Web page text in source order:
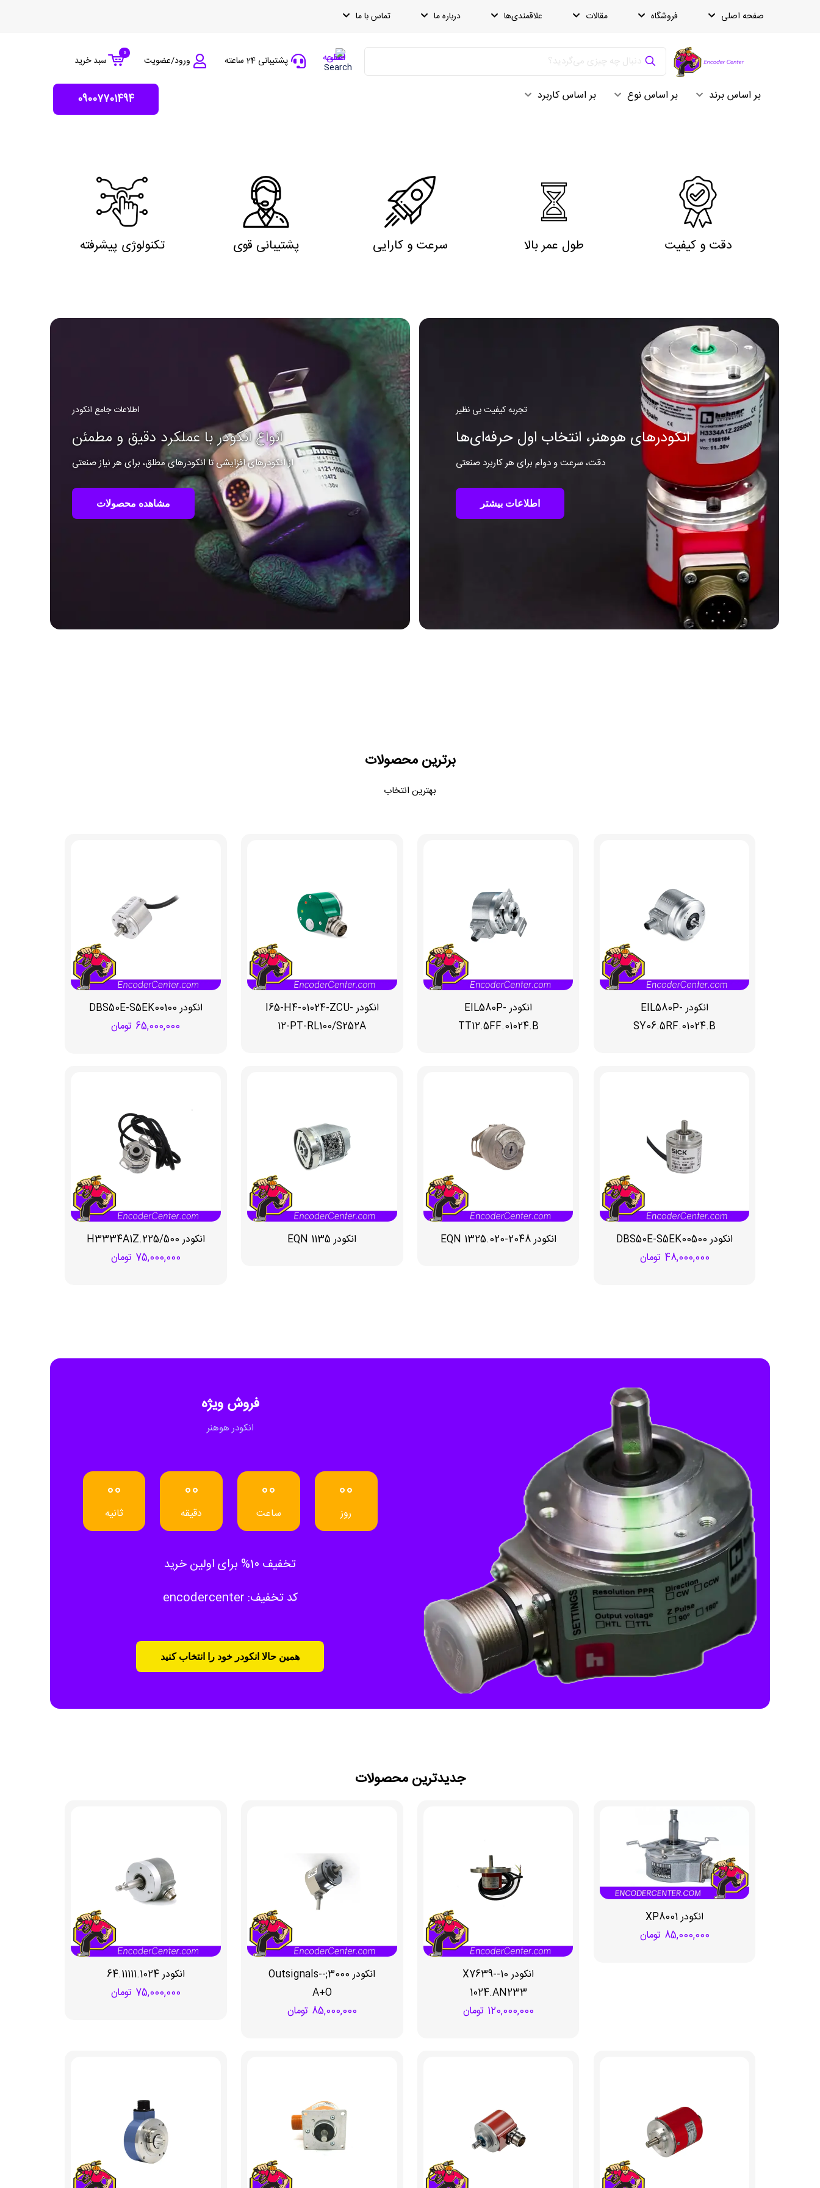
صفحه اصلی فروشگاه مقالات علاقمندی‌ها درباره ما تماس با ما
Search پشتیبانی 24 ساعته ورود/عضویت
0
سبد خرید
بر اساس برند بر اساس نوع بر اساس کاربرد 09007701494
دقت و کیفیت طول عمر بالا سرعت و کارایی پشتیبانی قوی تکنولوژی پیشرفته
تجربه کیفیت بی نظیر
انکودرهای هوهنر، انتخاب اول حرفه‌ای‌ها
دقت، سرعت و دوام برای هر کاربرد صنعتی
اطلاعات بیشتر
اطلاعات جامع انکودر
انواع انکودر با عملکرد دقیق و مطمئن
از انکودرهای افزایشی تا انکودرهای مطلق، برای هر نیاز صنعتی
مشاهده محصولات
برترین محصولات
بهترین انتخاب
انکودر EIL580P-
SY06.5RF.01024.B
انکودر EIL580P-
TT12.5FF.01024.B
انکودر I65-H4-01024-ZCU-
12-PT-RL100/S252A
انکودر DBS50E-S5EK00100
65,000,000 تومان
انکودر DBS50E-S5EK00500
48,000,000 تومان
انکودر EQN 1325.020-2048 انکودر EQN 1135
انکودر H3334A1Z.225/500
75,000,000 تومان
فروش ویژه
انکودر هوهنر
00
روز
00
ساعت
00
دقیقه
00
ثانیه
تخفیف 10% برای اولین خرید
کد تخفیف: encodercenter
همین حالا انکودر خود را انتخاب کنید
جدیدترین محصولات
انکودر XP8001
85,000,000 تومان
انکودر 10-X7639-
1024.AN233
120,000,000 تومان
انکودر 3000;-Outsignals-
A+O
85,000,000 تومان
انکودر 64.11111.1024
75,000,000 تومان